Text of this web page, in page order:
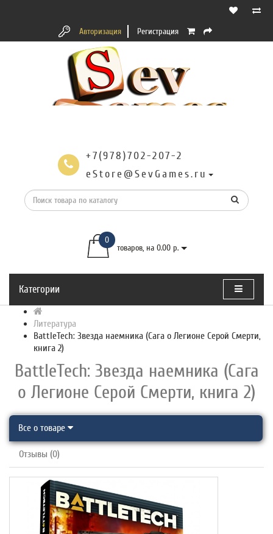
Авторизация Регистрация
+7(978)702-207-2
eStore@SevGames.ru
0
товаров, на 0.00 р.
Категории
Литература
BattleTech: Звезда наемника (Сага о Легионе Серой Смерти,
книга 2)
BattleTech: Звезда наемника (Сага
о Легионе Серой Смерти, книга 2)
Все о товаре
Отзывы (0)